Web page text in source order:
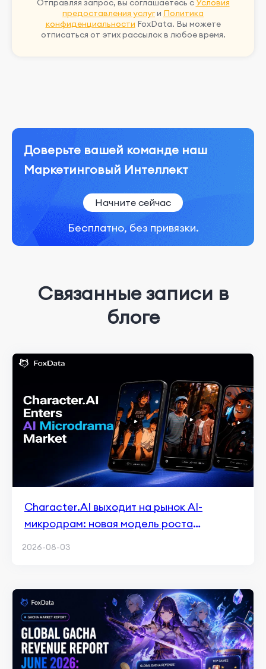
Отправляя запрос, вы соглашаетесь с Условия
предоставления услуги Политика
конфиденциальности FoxData. Вы можете
отписаться от этих рассылок в любое время.
Доверьте вашей команде наш
Маркетинговый Интеллект
Начните сейчас
Бесплатно, без привязки.
Связанные записи в
блоге
Character.AI выходит на рынок AI-
микродрам: новая модель роста
2026-08-03